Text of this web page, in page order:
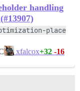
handling
place
xfalcox+32 -16